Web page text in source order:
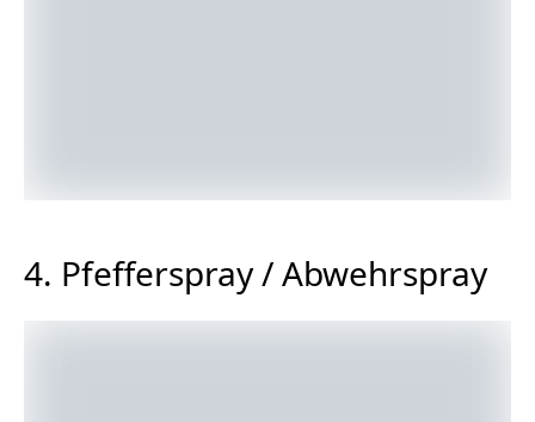
4. Pfefferspray / Abwehrspray